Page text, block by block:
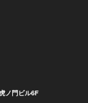
ノ門ビル6F